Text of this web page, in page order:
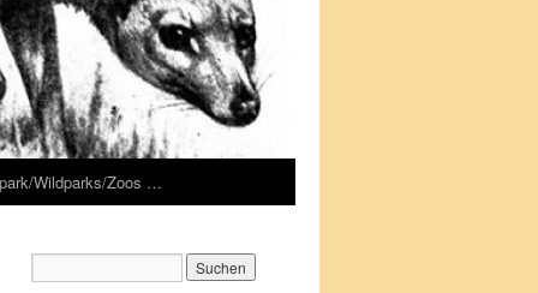
Wildparks/Zoos …